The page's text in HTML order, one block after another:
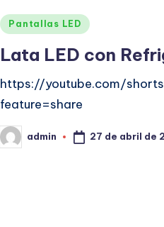
Pantallas LED
Lata LED con
https://youtube.com/
feature=share
admin 27 de abril de